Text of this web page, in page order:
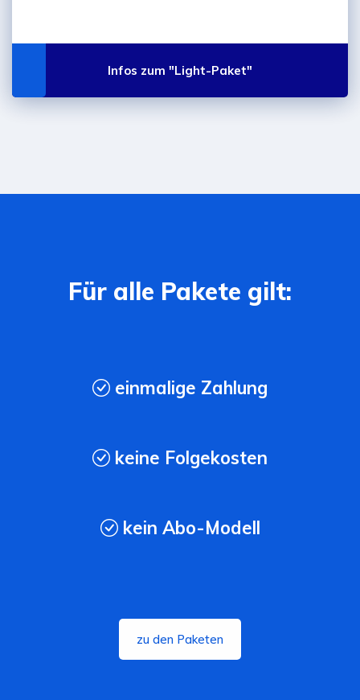
Infos zum "Light-Paket"
Für alle Pakete gilt:
einmalige Zahlung
keine Folgekosten
kein Abo-Modell
zu den Paketen